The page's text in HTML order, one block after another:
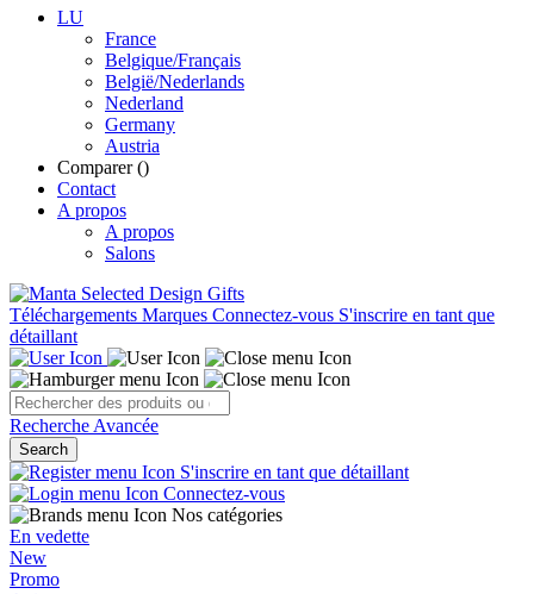
LU
France
Belgique/Français
België/Nederlands
Nederland
Germany
Austria
Comparer ()
Contact
A propos
A propos
Salons
Téléchargements Marques Connectez-vous S'inscrire en tant que
détaillant
Recherche Avancée
Search
S'inscrire en tant que détaillant
Connectez-vous
Nos catégories
En vedette
New
Promo